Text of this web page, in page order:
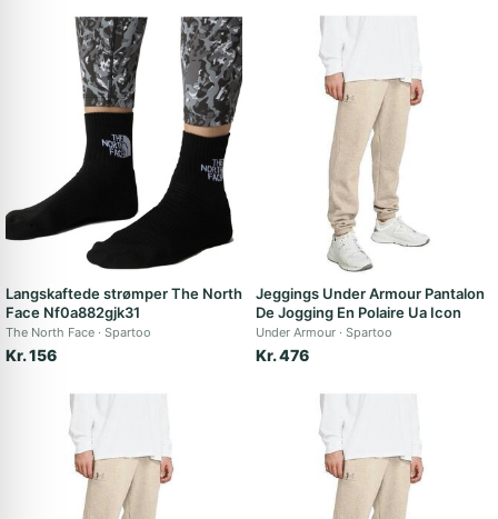
Langskaftede strømper The North
Face Nf0a882gjk31
The North Face Spartoo
Kr. 156
Jeggings Under Armour Pantalon
De Jogging En Polaire Ua Icon
Under Armour Spartoo
Kr. 476